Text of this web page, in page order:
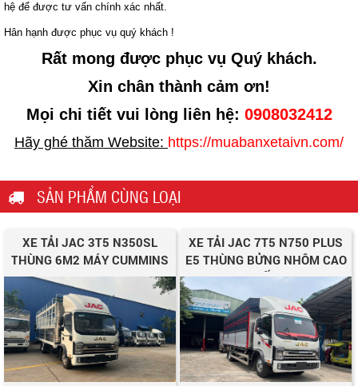
hệ để được tư vấn chính xác nhất.
Hân hạnh được phục vụ quý khách !
Rất mong được phục vụ Quý khách.
Xin chân thành cảm ơn!
Mọi chi tiết vui lòng liên hệ: 0908032412
Hãy ghé thăm Website: https://muabanxetaivn.com/
SẢN PHẨM CÙNG LOẠI
XE TẢI JAC 3T5 N350SL
THÙNG 6M2 MÁY CUMMINS
XE TẢI JAC 7T5 N750 PLUS
E5 THÙNG BỬNG NHÔM CAO
CẤP